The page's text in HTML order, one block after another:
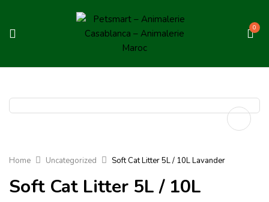
0
Home Uncategorized Soft Cat Litter 5L / 10L Lavander
Soft Cat Litter 5L / 10L